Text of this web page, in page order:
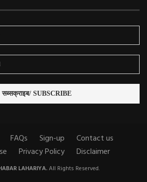
FAQs Sign-up
Contact us
Privacy Policy Disclaimer
LAHARIYA.All Rights Reserved.